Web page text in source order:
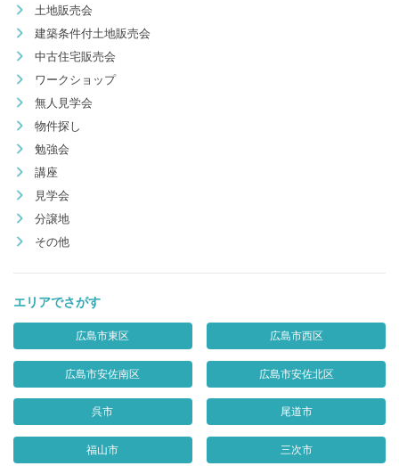
土地販売会
建築条件付土地販売会
中古住宅販売会
ワークショップ
無人見学会
物件探し
勉強会
講座
見学会
分譲地
その他
エリアでさがす
広島市東区 広島市西区
広島市安佐南区 広島市安佐北区
呉市 尾道市
福山市 三次市